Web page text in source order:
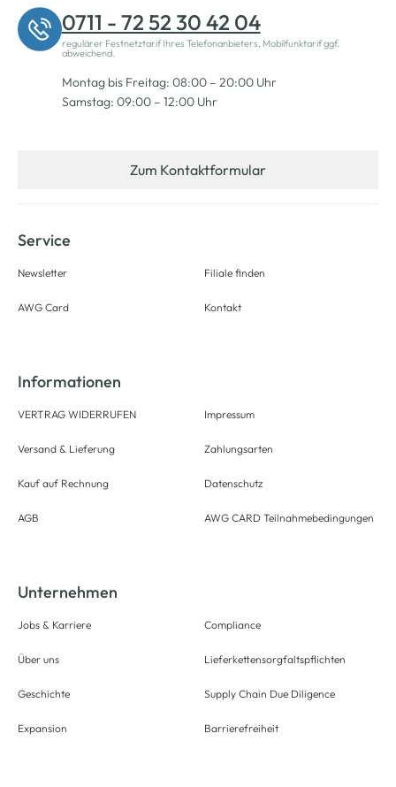
0711 - 72 52 30 42 04
regulärer Festnetztarif Ihres Telefonanbieters, Mobilfunktarif ggf.
abweichend.
Montag bis Freitag: 08:00 – 20:00 Uhr
Samstag: 09:00 – 12:00 Uhr
Zum Kontaktformular
Service
Newsletter
AWG Card
Filiale finden
Kontakt
Informationen
VERTRAG WIDERRUFEN
Versand & Lieferung
Kauf auf Rechnung
AGB
Impressum
Zahlungsarten
Datenschutz
AWG CARD Teilnahmebedingungen
Unternehmen
Jobs & Karriere
Über uns
Geschichte
Expansion
Compliance
Lieferkettensorgfaltspflichten
Supply Chain Due Diligence
Barrierefreiheit